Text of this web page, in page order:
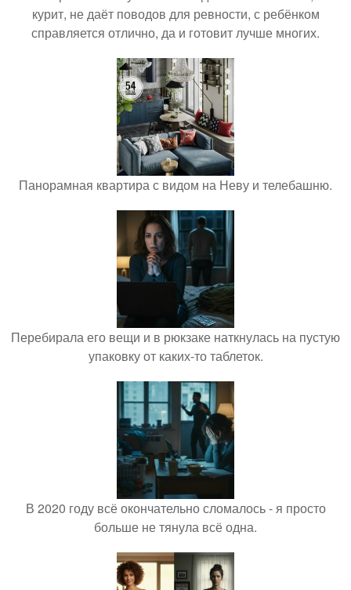
курит, не даёт поводов для ревности, с ребёнком
справляется отлично, да и готовит лучше многих.
Панорамная квартира с видом на Неву и телебашню.
Перебирала его вещи и в рюкзаке наткнулась на пустую
упаковку от каких-то таблеток.
В 2020 году всё окончательно сломалось - я просто
больше не тянула всё одна.